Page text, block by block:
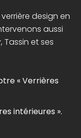
design en
aussi
Tassin et ses
« Verrières
intérieures ».